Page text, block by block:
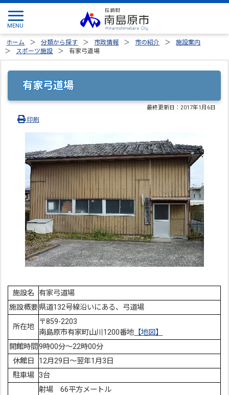
ホーム 分類から探す 市政情報 市の紹介
施設案内
スポーツ施設
有家弓道場
有家弓道場
最終更新日：2017年1月6日
印刷
施設名
有家弓道場
施設概要県道132号線沿いにある、弓道場
所在地
〒859-2203
南島原市有家町山川1200番地 【地図】
開館時間 9時00分～22時00分
休館日
12月29日～翌年1月3日
駐車場 3台
射場 66平方メートル